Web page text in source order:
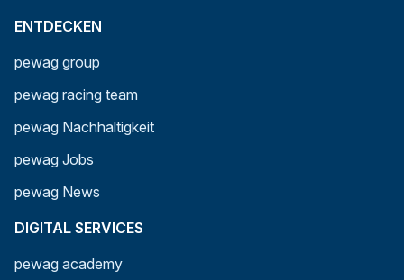
ENTDECKEN
pewag group
pewag racing team
pewag Nachhaltigkeit
pewag Jobs
pewag News
DIGITAL SERVICES
pewag academy